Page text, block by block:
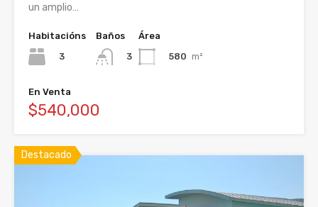
un amplio…
Habitacións
3
Baños
3
Área
580 m²
En Venta
$540,000
Destacado